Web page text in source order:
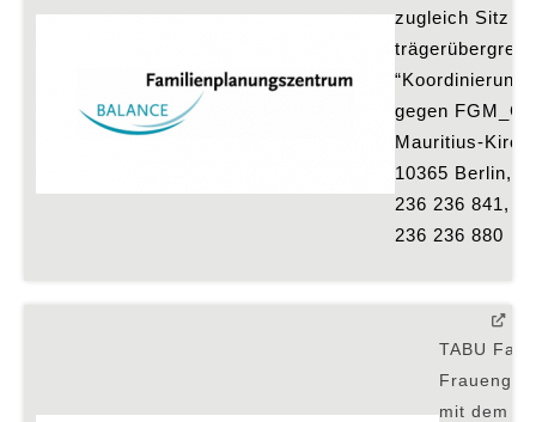
zugleich Sitz
gegen
Mauritius-
10365 Berlin,
236 236 841,
236 236 880
TABU
mit dem